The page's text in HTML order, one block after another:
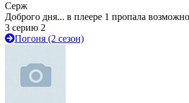
Серж
Доброго дня... в плеере 1 пропала возможно
3 серию 2
Погоня (2 сезон)